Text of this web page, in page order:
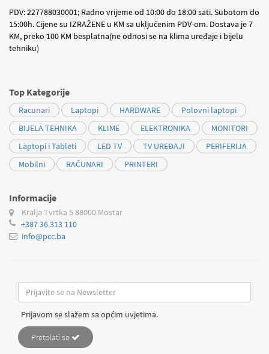
PDV: 227788030001; Radno vrijeme od 10:00 do 18:00 sati. Subotom do
15:00h. Cijene su IZRAŽENE u KM sa uključenim PDV-om. Dostava je 7
KM, preko 100 KM besplatna(ne odnosi se na klima uređaje i bijelu
tehniku)
Top Kategorije
Racunari Laptopi HARDWARE
Polovni laptopi
BIJELA TEHNIKA
KLIME ELEKTRONIKA
MONITORI
Laptopi i Tableti
LED TV TV UREĐAJI
PERIFERIJA
Mobilni
RAČUNARI PRINTERI
Informacije
Kralja Tvrtka 5 88000 Mostar
+387 36 313 110
info@pcc.ba
Prijavom se slažem sa općim uvjetima.
Pretplati se